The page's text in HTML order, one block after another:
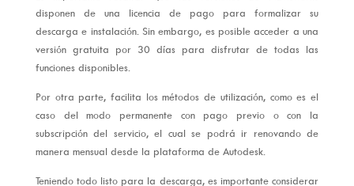
disponen de una licencia de pago para formalizar su
descarga e instalación. Sin embargo, es posible acceder a una
versión gratuita por 30 días para disfrutar de todas las
funciones disponibles.
Por otra parte, facilita los métodos de utilización, como es el
caso del modo permanente con pago previo o con la
subscripción del servicio, el cual se podrá ir renovando de
manera mensual desde la plataforma de Autodesk.
Teniendo todo listo para la descarga, es importante considerar